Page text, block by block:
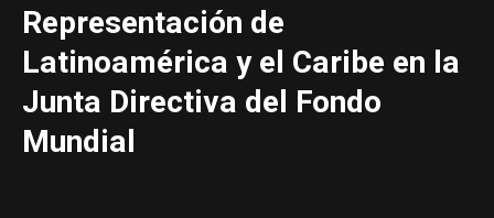
Representación de
Latinoamérica y el Caribe en la
Junta Directiva del Fondo
Mundial